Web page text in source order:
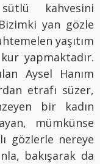
kahvesini
yan gözle
yaşıtım
yapmaktadır.
Aysel Hanım
etrafı süzer,
bir kadın
mümkünse
gözlerle nereye
bakışarak da